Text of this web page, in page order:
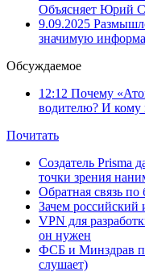
Объясняет Юрий
9.09.2025
значимую
Обсуждаемое
12:12 Почему
водителю? И кому
Почитать
Создатель Prisma
точки зрения
Обратная связь
Зачем российский
VPN для
он нужен
ФСБ и Минздрав
слушает)